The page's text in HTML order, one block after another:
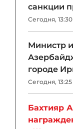
санкции
Сегодня, 13:30
Министр
городе
Сегодня, 13:25
Бахтияр